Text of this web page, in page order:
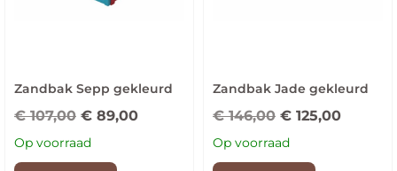
Zandbak Sepp gekleurd
€107,00 € 89,00
Op voorraad
Zandbak Jade gekleurd
€146,00 € 125,00
Op voorraad